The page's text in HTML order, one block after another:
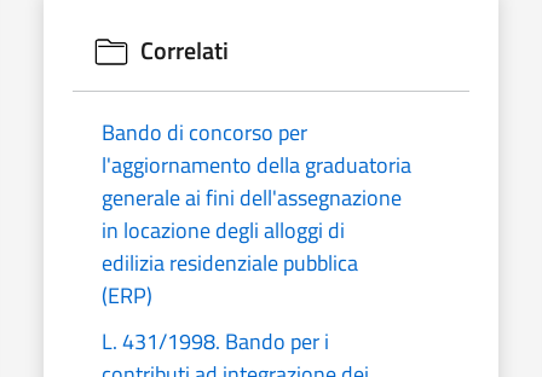
Correlati
Bando di concorso per
l'aggiornamento della graduatoria
generale ai fini dell'assegnazione
in locazione degli alloggi di
edilizia residenziale pubblica
(ERP)
L. 431/1998. Bando per i